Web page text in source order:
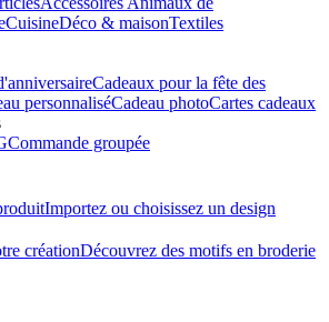
CuisineDéco & maisonTextiles
Cadeaux pour la fête des
personnaliséCadeau photoCartes cadeaux
Commande groupée
Importez ou choisissez un design
créationDécouvrez des motifs en broderie